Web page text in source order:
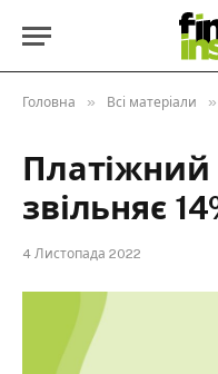
Головна » Всі матеріали »
Платіжний
звільняє
4 Листопада 2022